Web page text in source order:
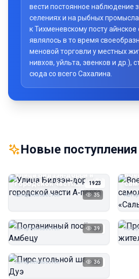
вести постоянное наблюдение
селениях и на рыбных
к Тихменевскому посту
являлось в то время
меновой торговли у местных
нивхов, уйльта, эвенков и др.),
сюда со всего Сахалина.
Новые поступления
1923
Улица Бидзэн‑дорри в
городской части
А‑порта
Автор неизвестен 35
1923
Автор неизвестен 39
1923
Пирс угольной шахты
Автор неизвестен 36